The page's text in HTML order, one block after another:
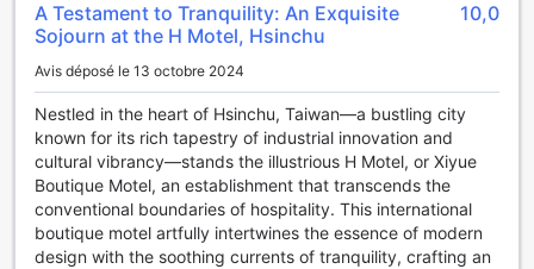
A Testament to Tranquility: An Exquisite
Sojourn at the H Motel, Hsinchu
10,0
Avis déposé le 13 octobre 2024
Nestled in the heart of Hsinchu, Taiwan—a bustling city
known for its rich tapestry of industrial innovation and
cultural vibrancy—stands the illustrious H Motel, or Xiyue
Boutique Motel, an establishment that transcends the
conventional boundaries of hospitality. This international
boutique motel artfully intertwines the essence of modern
design with the soothing currents of tranquility, crafting an